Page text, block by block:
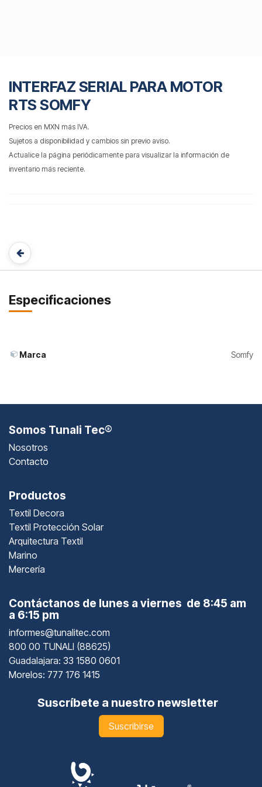
INTERFAZ SERIAL PARA MOTOR
RTS SOMFY
Precios en MXN más IVA.
Sujetos a disponibilidad y cambios sin previo aviso.
Actualice la página periódicamente para visualizar la información de
inventario más reciente.
Especificaciones
Marca Somfy
Somos Tunali Tec®
Nosotros
Contacto
Productos
Textil Decora
Textil Protección Solar
Arquitectura Textil
Marino
Mercería
Contáctanos de lunes a viernes de 8:45 am
a 6:15 pm
informes@tunalitec.com
800 00 TUNALI (88625)
Guadalajara: 33 1580 0601
Morelos: 777 176 1415
Suscríbete a nuestro newsletter
Suscribirse